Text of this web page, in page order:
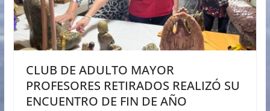
CLUB DE ADULTO MAYOR
PROFESORES RETIRADOS REALIZÓ SU
ENCUENTRO DE FIN DE AÑO